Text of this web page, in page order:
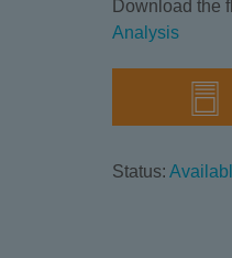
Download the
Analysis
Status: